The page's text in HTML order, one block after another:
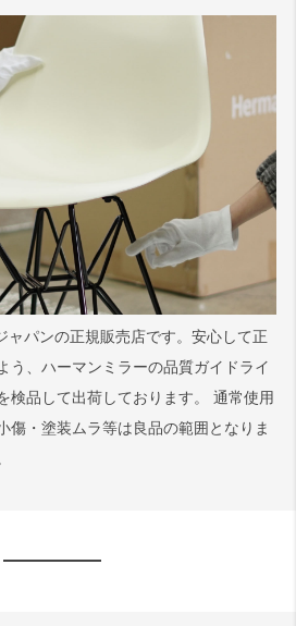
ャパンの正規販売店です。安心して正
う、ハーマンミラーの品質ガイドライ
検品して出荷しております。 通常使用
傷・塗装ムラ等は良品の範囲となりま